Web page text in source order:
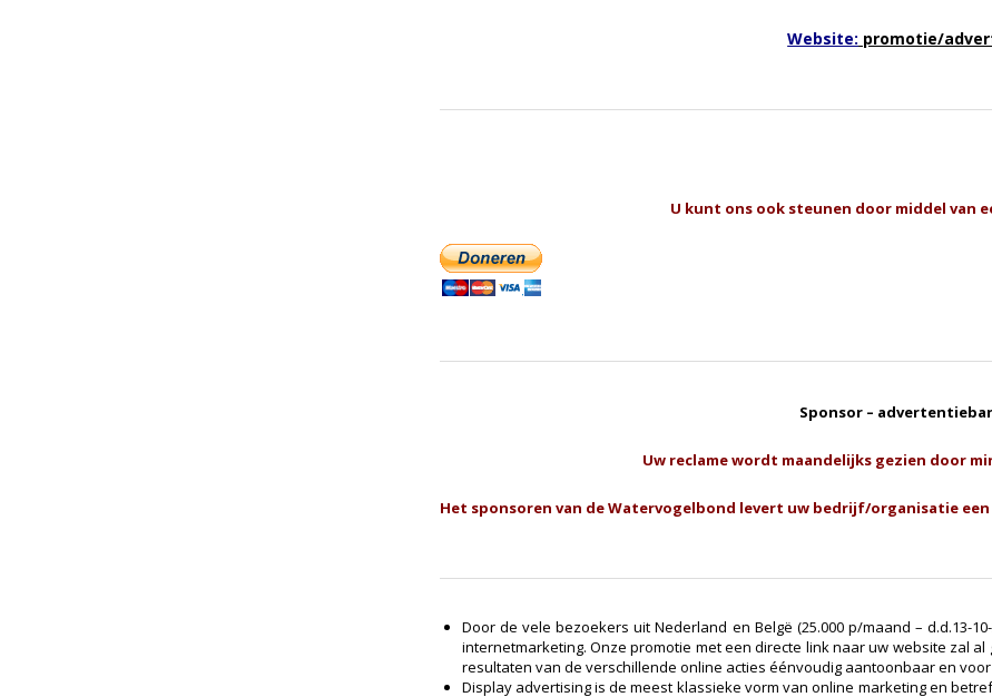
Website: promotie/
U kunt ons ook steunen door middel van
Sponsor –
Uw reclame wordt maandelijks gezien door
Het sponsoren van de Watervogelbond levert uw bedrijf/organisatie
Door de vele bezoekers uit Nederland en Belgë (25.000 p/maand – d.d.13-
internetmarketing. Onze promotie met een directe link naar uw website zal
resultaten van de verschillende online acties éénvoudig aantoonbaar en
Display advertising is de meest klassieke vorm van online marketing en